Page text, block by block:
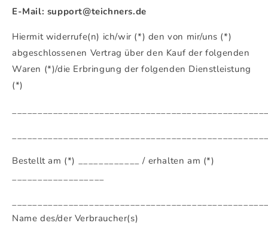
E-Mail: support@teichners.de
Hiermit widerrufe(n) ich/wir (*) den von mir/uns (*)
abgeschlossenen Vertrag über den Kauf der folgenden
Waren (*)/die Erbringung der folgenden Dienstleistung
(*)
Bestellt am (*) ____________ / erhalten am (*)
__________________
Name des/der Verbraucher(s)